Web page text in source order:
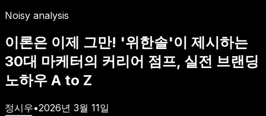
Noisy analysis
이론은 이제 그만! '위한솔'이 제시하는
30대 마케터의 커리어 점프, 실전 브랜딩
노하우 A to Z
정시우•2026년 3월 11일